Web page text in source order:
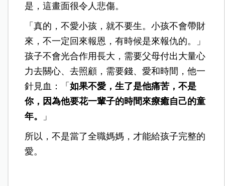
是，這畫面很令人悲傷。
「真的，不愛小孩，就不要生。小孩不會帶財
來，不一定回來報恩，有時候是來報仇的。」
孩子不會光合作用長大，需要父母付出大量心
力去關心、去照顧，需要錢、愛和時間，他一
針見血：「如果不愛，生了是他痛苦，不是
你，因為他要花一輩子的時間來療癒自己的童
年。
」
所以，不是當了全職媽媽，才能給孩子完整的
愛。